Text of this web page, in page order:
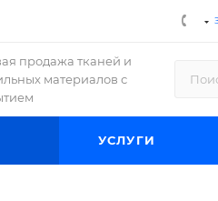
продажа тканей и
материалов с
УСЛУГИ